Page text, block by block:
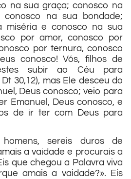
na sua graça; conosco na
conosco na sua bondade;
miséria e conosco na sua
por amor, conosco por
por ternura, conosco
conosco! Vós, filhos de
subir ao Céu para
30,12), mas Ele desceu do
Deus conosco; veio para
Emanuel, Deus conosco, e
de ir ter com Deus para
sereis duros de
a vaidade e procurais a
que chegou a Palavra viva
amais a vaidade?». Eis